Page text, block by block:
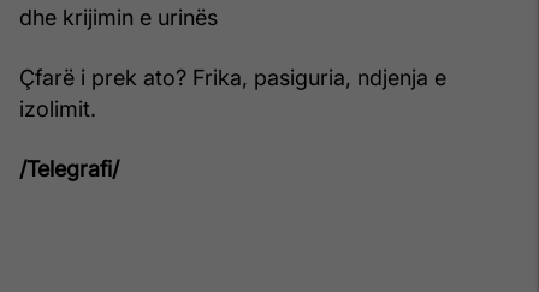
dhe krijimin e urinës
Çfarë i prek ato? Frika, pasiguria, ndjenja e
izolimit.
/Telegrafi/